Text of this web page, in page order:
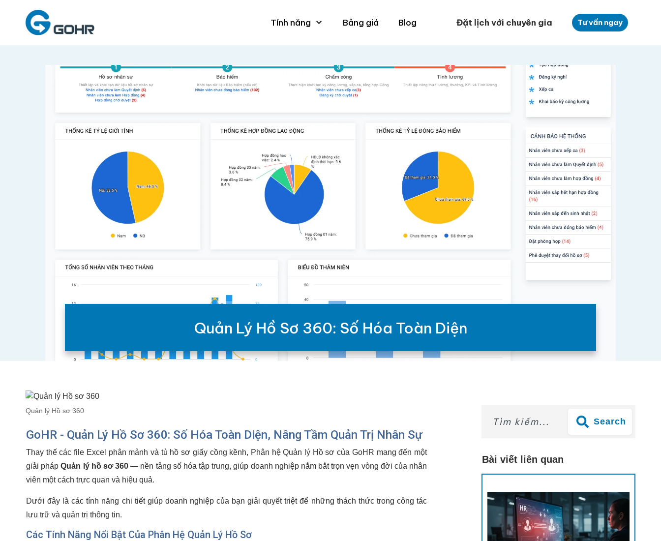
Tính năng Bảng giá Blog Đặt lịch với chuyên gia Tư vấn ngay
Quản Lý Hồ Sơ 360: Số Hóa Toàn Diện
Quản lý Hồ sơ 360
GoHR - Quản Lý Hồ Sơ 360: Số Hóa Toàn Diện, Nâng Tầm Quản Trị Nhân Sự
Thay thế các file Excel phân mảnh và tủ hồ sơ giấy cồng kềnh, Phân hệ Quản lý Hồ sơ của GoHR mang đến một
giải phápQuản lý hồ sơ 360 — nền tảng số hóa tập trung, giúp doanh nghiệp nắm bắt trọn vẹn vòng đời của nhân
viên một cách trực quan và hiệu quả.
Dưới đây là các tính năng chi tiết giúp doanh nghiệp của bạn giải quyết triệt để những thách thức trong công tác
lưu trữ và quản trị thông tin.
Các Tính Năng Nổi Bật Của Phân Hệ Quản Lý Hồ Sơ
Search
Bài viết liên quan